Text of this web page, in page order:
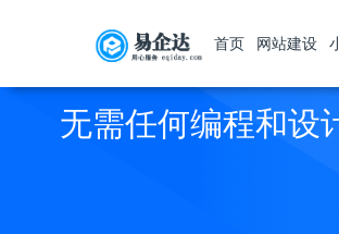
首页 网站建设
无需任何编程和设